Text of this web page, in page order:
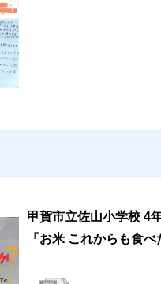
甲賀市立佐山小学校 4
「お米 これからも食べ